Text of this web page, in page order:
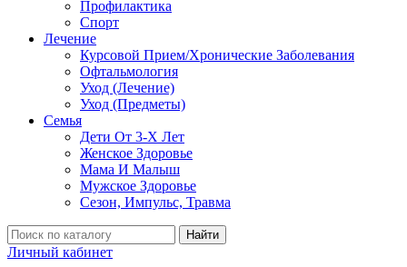
Профилактика
Спорт
Лечение
Курсовой Прием/Хронические Заболевания
Офтальмология
Уход (Лечение)
Уход (Предметы)
Семья
Дети От 3-Х Лет
Женское Здоровье
Мама И Малыш
Мужское Здоровье
Сезон, Импульс, Травма
Найти
Личный кабинет